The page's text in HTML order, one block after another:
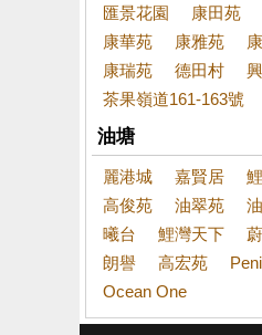
匯景花園 康田苑
康華苑
康雅苑
康瑞苑
德田村
茶果嶺道161-163號
油塘
麗港城 嘉賢居
高俊苑
油翠苑
曦台
鯉灣天下
朗譽
高宏苑
Ocean One